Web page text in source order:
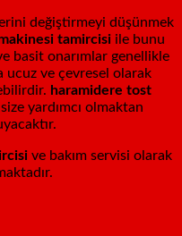
değiştirmeyi düşünmek
tamircisi ile bunu
basit onarımlar genellikle
ucuz ve çevresel olarak
haramidere tost
yardımcı olmaktan
ve bakım servisi olarak